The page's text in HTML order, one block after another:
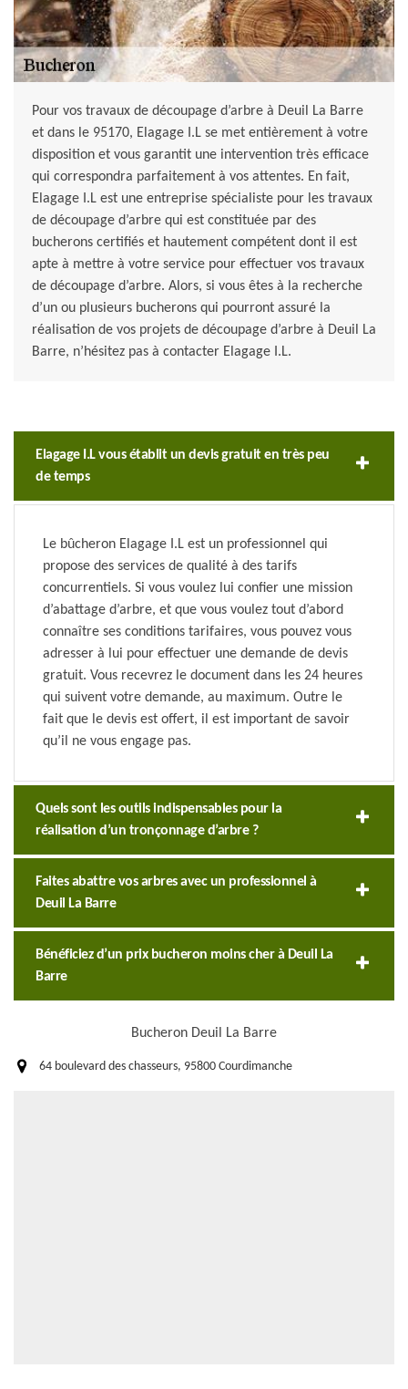
Pour vos travaux de découpage d’arbre à Deuil La Barre
et dans le 95170, Elagage I.L se met entièrement à votre
disposition et vous garantit une intervention très efficace
qui correspondra parfaitement à vos attentes. En fait,
Elagage I.L est une entreprise spécialiste pour les travaux
de découpage d’arbre qui est constituée par des
bucherons certifiés et hautement compétent dont il est
apte à mettre à votre service pour effectuer vos travaux
de découpage d’arbre. Alors, si vous êtes à la recherche
d’un ou plusieurs bucherons qui pourront assuré la
réalisation de vos projets de découpage d’arbre à Deuil La
Barre, n’hésitez pas à contacter Elagage I.L.
Elagage I.L vous établit un devis gratuit en très peu
de temps
Le bûcheron Elagage I.L est un professionnel qui
propose des services de qualité à des tarifs
concurrentiels. Si vous voulez lui confier une mission
d’abattage d’arbre, et que vous voulez tout d’abord
connaître ses conditions tarifaires, vous pouvez vous
adresser à lui pour effectuer une demande de devis
gratuit. Vous recevrez le document dans les 24 heures
qui suivent votre demande, au maximum. Outre le
fait que le devis est offert, il est important de savoir
qu’il ne vous engage pas.
Quels sont les outils indispensables pour la
réalisation d’un tronçonnage d’arbre ?
Faites abattre vos arbres avec un professionnel à
Deuil La Barre
Bénéficiez d’un prix bucheron moins cher à Deuil La
Barre
Bucheron Deuil La Barre
64 boulevard des chasseurs, 95800 Courdimanche